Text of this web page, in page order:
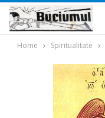
Home Spiritualitate